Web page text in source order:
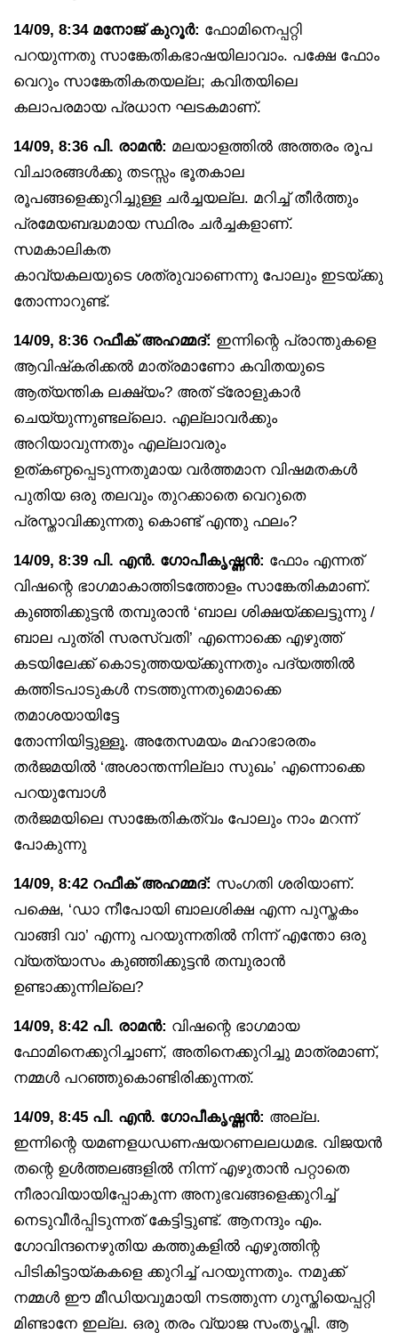
14/09, 8:34 മനോജ് കുറൂർ: ഫോമിനെപ്പറ്റി
പറയുന്നതു സാങ്കേതികഭാഷയിലാവാം. പക്ഷേ ഫോം
വെറും സാങ്കേതികതയല്ല; കവിതയിലെ
കലാപരമായ പ്രധാന ഘടകമാണ്.
14/09, 8:36 പി. രാമൻ: മലയാളത്തിൽ അത്തരം രൂപ
വിചാരങ്ങൾക്കു തടസ്സം ഭൂതകാല
രൂപങ്ങളെക്കുറിച്ചുള്ള ചർച്ചയല്ല. മറിച്ച് തീർത്തും
പ്രമേയബദ്ധമായ സ്ഥിരം ചർച്ചകളാണ്.
സമകാലികത
കാവ്യകലയുടെ ശത്രുവാണെന്നു പോലും ഇടയ്ക്കു
തോന്നാറുണ്ട്.
14/09, 8:36 റഫീക് അഹമ്മദ്: ഇന്നിന്റെ പ്രാന്തുകളെ
ആവിഷ്‌കരിക്കൽ മാത്രമാണോ കവിതയുടെ
ആത്യന്തിക ലക്ഷ്യം? അത് ട്രോളുകാർ
ചെയ്യുന്നുണ്ടല്ലൊ. എല്ലാവർക്കും
അറിയാവുന്നതും എല്ലാവരും
ഉത്കണ്ഠപ്പെടുന്നതുമായ വർത്തമാന വിഷമതകൾ
പുതിയ ഒരു തലവും തുറക്കാതെ വെറുതെ
പ്രസ്താവിക്കുന്നതു കൊണ്ട് എന്തു ഫലം?
14/09, 8:39 പി. എൻ. ഗോപീകൃഷ്ണൻ: ഫോം എന്നത്
വിഷന്റെ ഭാഗമാകാത്തിടത്തോളം സാങ്കേതികമാണ്.
കുഞ്ഞിക്കുട്ടൻ തമ്പുരാൻ ‘ബാല ശിക്ഷയ്ക്കലട്ടുന്നു /
ബാല പുത്രി സരസ്വതി’ എന്നൊക്കെ എഴുത്ത്
കടയിലേക്ക് കൊടുത്തയയ്ക്കുന്നതും പദ്യത്തിൽ
കത്തിടപാടുകൾ നടത്തുന്നതുമൊക്കെ
തമാശയായിട്ടേ
തോന്നിയിട്ടുള്ളൂ. അതേസമയം മഹാഭാരതം
തർജമയിൽ ‘അശാന്തന്നില്ലാ സുഖം’ എന്നൊക്കെ
പറയുമ്പോൾ
തർജമയിലെ സാങ്കേതികത്വം പോലും നാം മറന്ന്
പോകുന്നു
14/09, 8:42 റഫീക് അഹമ്മദ്: സംഗതി ശരിയാണ്.
പക്ഷെ, ‘ഡാ നീപോയി ബാലശിക്ഷ എന്ന പുസ്തകം
വാങ്ങി വാ’ എന്നു പറയുന്നതിൽ നിന്ന് എന്തോ ഒരു
വ്യത്യാസം കുഞ്ഞിക്കുട്ടൻ തമ്പുരാൻ
ഉണ്ടാക്കുന്നില്ലെ?
14/09, 8:42 പി. രാമൻ: വിഷന്റെ ഭാഗമായ
ഫോമിനെക്കുറിച്ചാണ്, അതിനെക്കുറിച്ചു മാത്രമാണ്,
നമ്മൾ പറഞ്ഞുകൊണ്ടിരിക്കുന്നത്.
14/09, 8:45 പി. എൻ. ഗോപീകൃഷ്ണൻ: അല്ല.
ഇന്നിന്റെ യമണളധഡണഷയറണലലധമഭ. വിജയൻ
തന്റെ ഉൾത്തലങ്ങളിൽ നിന്ന് എഴുതാൻ പറ്റാതെ
നീരാവിയായിപ്പോകുന്ന അനുഭവങ്ങളെക്കുറിച്ച്
നെടുവീർപ്പിടുന്നത് കേട്ടിട്ടുണ്ട്. ആനന്ദും എം.
ഗോവിന്ദനെഴുതിയ കത്തുകളിൽ എഴുത്തിന്റ
പിടികിട്ടായ്കകളെ ക്കുറിച്ച് പറയുന്നതും. നമുക്ക്
നമ്മൾ ഈ മീഡിയവുമായി നടത്തുന്ന ഗുസ്തിയെപ്പറ്റി
മിണ്ടാനേ ഇല്ല. ഒരു തരം വ്യാജ സംതൃപ്തി. ആ